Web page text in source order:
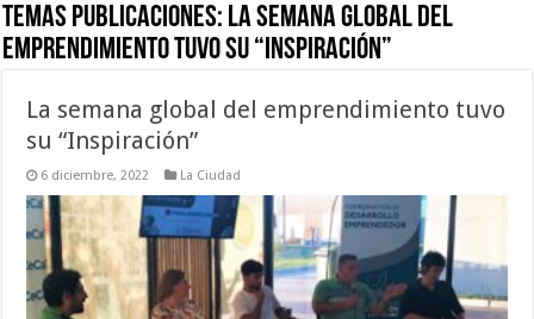
Temas Publicaciones: La semana global del
emprendimiento tuvo su “Inspiración”
La semana global del emprendimiento tuvo
su “Inspiración”
6 diciembre, 2022 La Ciudad